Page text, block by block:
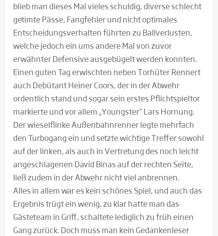
blieb man dieses Mal vieles schuldig, diverse schlecht
getimte Pässe, Fangfehler und nicht optimales
Entscheidungsverhalten führten zu Ballverlusten,
welche jedoch ein ums andere Mal von zuvor
erwähnter Defensive ausgebügelt werden konnten.
Einen guten Tag erwischten neben Torhüter Rennert
auch Debütant Heiner Coors, der in der Abwehr
ordentlich stand und sogar sein erstes Pflichtspieltor
markierte und vor allem „Youngster“ Lars Hornung.
Der wieselflinke Außenbahnrenner legte mehrfach
den Turbogang ein und setzte wichtige Treffer sowohl
auf der linken, als auch in Vertretung des noch leicht
angeschlagenen David Binas auf der rechten Seite,
ließ zudem in der Abwehr nicht viel anbrennen.
Alles in allem war es kein schönes Spiel, und auch das
Ergebnis trügt ein wenig, zu klar hatte man das
Gästeteam in Griff, schaltete lediglich zu früh einen
Gang zurück. Doch muss man kein Gedankenleser